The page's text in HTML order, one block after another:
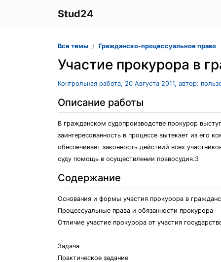
Stud24
Все темы Гражданско-процессуальное право
Участие прокурора в
Контрольная работа, 20 Августа 2011, автор:
Описание работы
В гражданском судопроизводстве прокурор
заинтересованность в процессе вытекает из его
обеспечивает законность действий всех
суду помощь в осуществлении правосудия.3
Содержание
Основания и формы участия прокурора в
Процессуальные права и обязанности прокурора
Отличие участие прокурора от участия
Задача
Практическое задание